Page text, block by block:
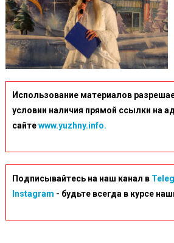
Использование материалов
условии наличия прямой ссылки на
сайтеwww.yuzhny.info.
Подписывайтесь на наш канал в
Instagram - будьте всегда в курсе